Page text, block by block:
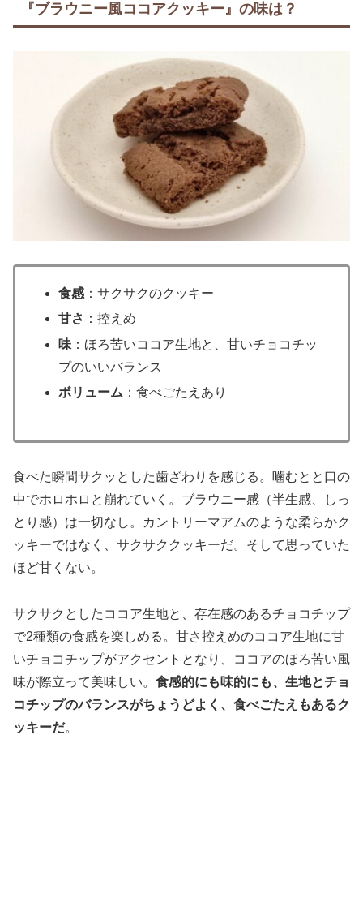
『ブラウニー風ココアクッキー』の味は？
食感 ：サクサクのクッキー
甘さ ：控えめ
味 ：ほろ苦いココア生地と、甘いチョコチッ
プのいいバランス
ボリューム ：食べごたえあり
食べた瞬間サクッとした歯ざわりを感じる。噛むとと口の
中でホロホロと崩れていく。ブラウニー感（半生感、しっ
とり感）は一切なし。カントリーマアムのような柔らかク
ッキーではなく、サクサククッキーだ。そして思っていた
ほど甘くない。
サクサクとしたココア生地と、存在感のあるチョコチップ
で2種類の食感を楽しめる。甘さ控えめのココア生地に甘
いチョコチップがアクセントとなり、ココアのほろ苦い風
味が際立って美味しい。 食感的にも味的にも、生地とチョ
コチップのバランスがちょうどよく、食べごたえもあるク
ッキーだ。